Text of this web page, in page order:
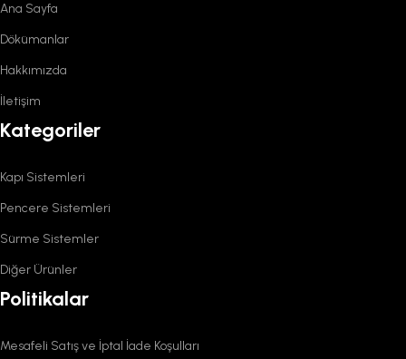
Ana Sayfa
Dökümanlar
Hakkımızda
İletişim
Kategoriler
Kapı Sistemleri
Pencere Sistemleri
Sürme Sistemler
Diğer Ürünler
Politikalar
Mesafeli Satış ve İptal İade Koşulları